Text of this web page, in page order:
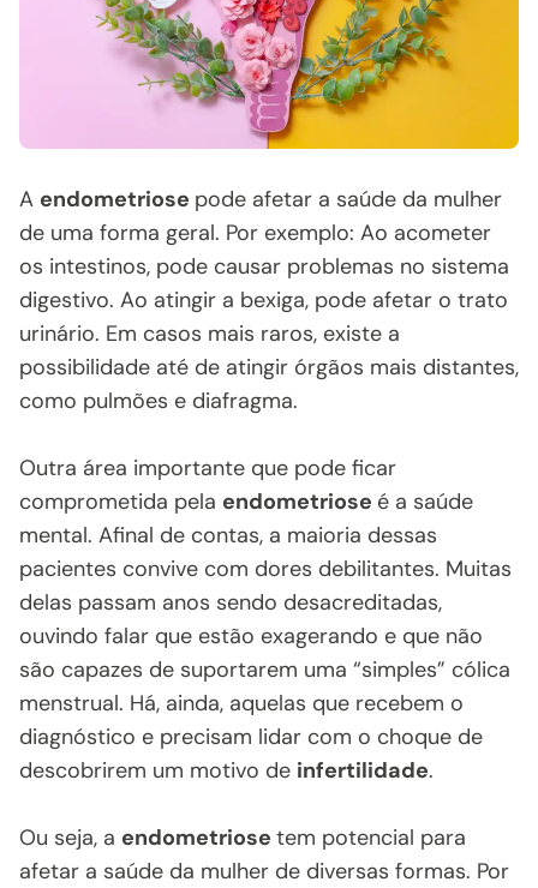
A endometriose pode afetar a saúde da mulher
de uma forma geral. Por exemplo: Ao acometer
os intestinos, pode causar problemas no sistema
digestivo. Ao atingir a bexiga, pode afetar o trato
urinário. Em casos mais raros, existe a
possibilidade até de atingir órgãos mais distantes,
como pulmões e diafragma.
Outra área importante que pode ficar
comprometida pela endometriose é a saúde
mental. Afinal de contas, a maioria dessas
pacientes convive com dores debilitantes. Muitas
delas passam anos sendo desacreditadas,
ouvindo falar que estão exagerando e que não
são capazes de suportarem uma “simples” cólica
menstrual. Há, ainda, aquelas que recebem o
diagnóstico e precisam lidar com o choque de
descobrirem um motivo de infertilidade.
Ou seja, a endometriose tem potencial para
afetar a saúde da mulher de diversas formas. Por